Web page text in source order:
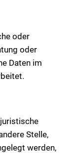
oder
oder
Daten im
Stelle,
werden,